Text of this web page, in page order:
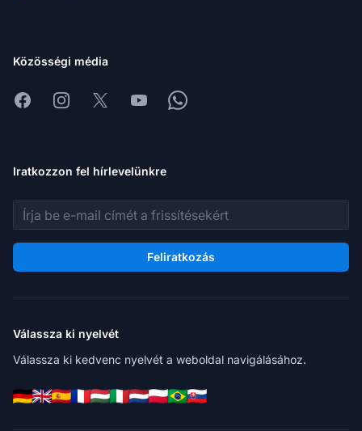
Közösségi média
FacebookInstagram
X YoutubeWhatsapp
Iratkozzon fel hírlevelünkre
E-mail cím
Feliratkozás
Válassza ki nyelvét
Válassza ki kedvenc nyelvét a weboldal navigálásához.